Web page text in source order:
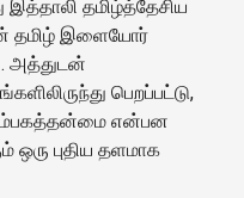
தமிழ்த்தேசிய
தமிழ் இளையோர்
அத்துடன்
பெறப்பட்டு,
என்பன
ஒரு புதிய தளமாக